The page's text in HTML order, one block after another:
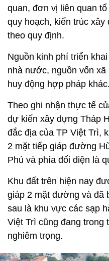
quan, đơn vị liên quan
quy hoạch, kiến trúc
theo quy định.
Nguồn kinh phí triển
nhà nước, nguồn vốn xã
huy động hợp pháp khác.
Theo ghi nhận thực tế
dự kiến xây dựng Tháp
đắc địa của TP Việt Trì,
2 mặt tiếp giáp đường
Phú và phía đối diện là
Khu đất trên hiện nay
giáp 2 mặt đường và đã
sau là khu vực các sạp
Việt Trì cũng đang trong
nghiêm trọng.